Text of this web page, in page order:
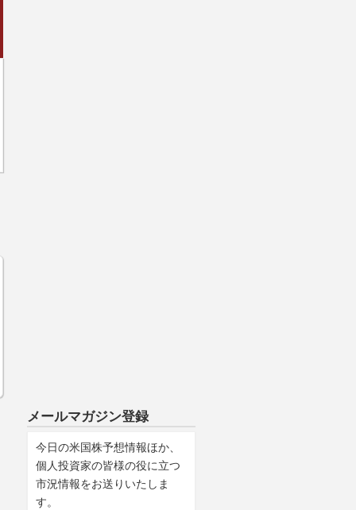
メールマガジン登録
今日の米国株予想情報ほか、
個人投資家の皆様の役に立つ
市況情報をお送りいたしま
す。